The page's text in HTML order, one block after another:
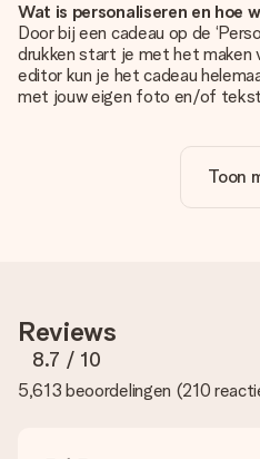
Wat is personaliseren en hoe
Door bij een cadeau op de
drukken start je met het maken
editor kun je het cadeau
met jouw eigen foto en/of
Is personalisatie in de prijs
De prijs die op de website
te gebruiken. Als je niet zeker
foto, neem dan contact op met
je foto mee met het cadeau
de kwaliteit dan voor je
Toon
Reviews
8.7 / 10
5,613 beoordelingen (210